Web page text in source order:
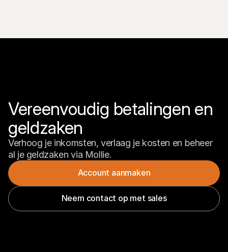
Vereenvoudig betalingen en
geldzaken
Verhoog je inkomsten, verlaag je kosten en beheer
al je geldzaken via Mollie.
Account aanmaken
Neem contact op met sales